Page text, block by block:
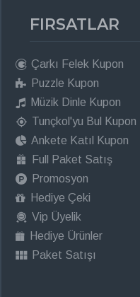
FIRSATLAR
Çarkı Felek Kupon
Puzzle Kupon
Müzik Dinle Kupon
Tunçkol'yu Bul Kupon
Ankete Katıl Kupon
Full Paket Satış
Promosyon
Hediye Çeki
Vip Üyelik
Hediye Ürünler
Paket Satışı